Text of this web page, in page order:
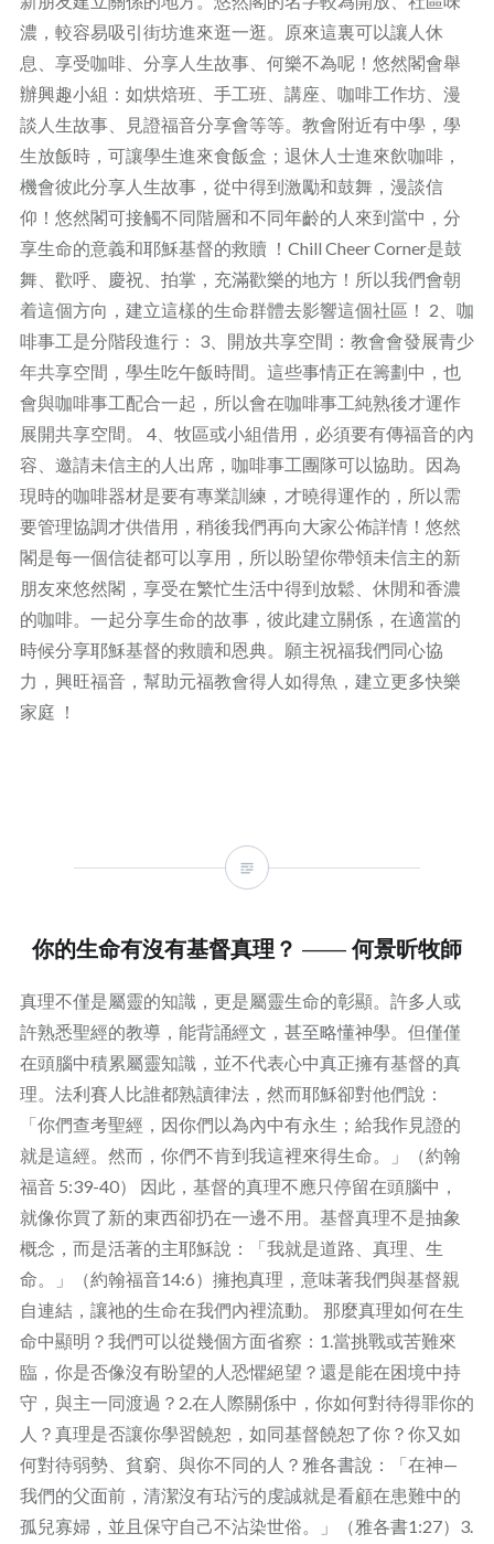
濃，較容易吸引街坊進來逛一逛。原來這裏可以讓人休
息、享受咖啡、分享人生故事、何樂不為呢！悠然閣會舉
辦興趣小組：如烘焙班、手工班、講座、咖啡工作坊、漫
談人生故事、見證福音分享會等等。教會附近有中學，學
生放飯時，可讓學生進來食飯盒；退休人士進來飲咖啡，
機會彼此分享人生故事，從中得到激勵和鼓舞，漫談信
仰！悠然閣可接觸不同階層和不同年齡的人來到當中，分
享生命的意義和耶穌基督的救贖 ！Chill Cheer Corner是鼓
舞、歡呼、慶祝、拍掌，充滿歡樂的地方！所以我們會朝
着這個方向，建立這樣的生命群體去影響這個社區！ 2、咖
啡事工是分階段進行： 3、開放共享空間：教會會發展青少
年共享空間，學生吃午飯時間。這些事情正在籌劃中，也
會與咖啡事工配合一起，所以會在咖啡事工純熟後才運作
展開共享空間。 4、牧區或小組借用，必須要有傳福音的內
容、邀請未信主的人出席，咖啡事工團隊可以協助。因為
現時的咖啡器材是要有專業訓練，才曉得運作的，所以需
要管理協調才供借用，稍後我們再向大家公佈詳情！悠然
閣是每一個信徒都可以享用，所以盼望你帶領未信主的新
朋友來悠然閣，享受在繁忙生活中得到放鬆、休閒和香濃
的咖啡。一起分享生命的故事，彼此建立關係，在適當的
時候分享耶穌基督的救贖和恩典。願主祝福我們同心協
力，興旺福音，幫助元福教會得人如得魚，建立更多快樂
家庭 ！
你的生命有沒有基督真理？ —— 何景昕牧師
真理不僅是屬靈的知識，更是屬靈生命的彰顯。許多人或
許熟悉聖經的教導，能背誦經文，甚至略懂神學。但僅僅
在頭腦中積累屬靈知識，並不代表心中真正擁有基督的真
理。法利賽人比誰都熟讀律法，然而耶穌卻對他們說：
「你們查考聖經，因你們以為內中有永生；給我作見證的
就是這經。然而，你們不肯到我這裡來得生命。」（約翰
福音 5:39-40） 因此，基督的真理不應只停留在頭腦中，
就像你買了新的東西卻扔在一邊不用。基督真理不是抽象
概念，而是活著的主耶穌說：「我就是道路、真理、生
命。」（約翰福音14:6）擁抱真理，意味著我們與基督親
自連結，讓祂的生命在我們內裡流動。 那麼真理如何在生
命中顯明？我們可以從幾個方面省察：1.當挑戰或苦難來
臨，你是否像沒有盼望的人恐懼絕望？還是能在困境中持
守，與主一同渡過？2.在人際關係中，你如何對待得罪你的
人？真理是否讓你學習饒恕，如同基督饒恕了你？你又如
何對待弱勢、貧窮、與你不同的人？雅各書說：「在神—
我們的父面前，清潔沒有玷污的虔誠就是看顧在患難中的
孤兒寡婦，並且保守自己不沾染世俗。」（雅各書1:27）3.